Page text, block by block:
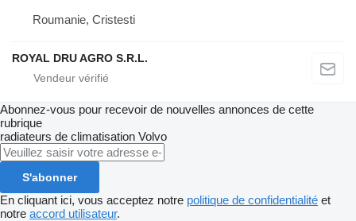
Roumanie, Cristesti
ROYAL DRU AGRO S.R.L.
Abonnez-vous pour recevoir de nouvelles annonces de cette
rubrique
radiateurs de climatisation Volvo
S'abonner
En cliquant ici, vous acceptez notre politique de confidentialité et
notre accord utilisateur.